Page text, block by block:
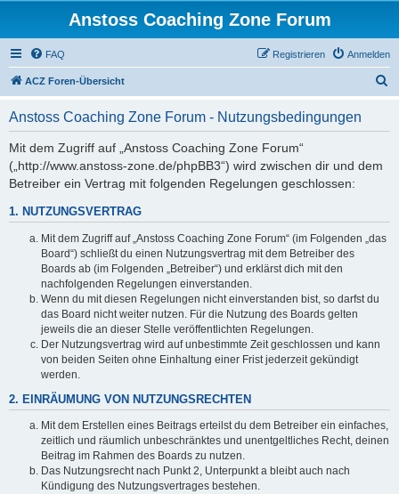
Anstoss Coaching Zone Forum
FAQ Anmelden
Registrieren
ACZ Foren-Übersicht
Anstoss Coaching Zone Forum - Nutzungsbedingungen
Mit dem Zugriff auf „Anstoss Coaching Zone Forum“
(„http://www.anstoss-zone.de/phpBB3“) wird zwischen dir und dem
Betreiber ein Vertrag mit folgenden Regelungen geschlossen:
1. NUTZUNGSVERTRAG
Mit dem Zugriff auf „Anstoss Coaching Zone Forum“ (im Folgenden „das
Board“) schließt du einen Nutzungsvertrag mit dem Betreiber des
Boards ab (im Folgenden „Betreiber“) und erklärst dich mit den
nachfolgenden Regelungen einverstanden.
Wenn du mit diesen Regelungen nicht einverstanden bist, so darfst du
das Board nicht weiter nutzen. Für die Nutzung des Boards gelten
jeweils die an dieser Stelle veröffentlichten Regelungen.
Der Nutzungsvertrag wird auf unbestimmte Zeit geschlossen und kann
von beiden Seiten ohne Einhaltung einer Frist jederzeit gekündigt
werden.
2. EINRÄUMUNG VON NUTZUNGSRECHTEN
Mit dem Erstellen eines Beitrags erteilst du dem Betreiber ein einfaches,
zeitlich und räumlich unbeschränktes und unentgeltliches Recht, deinen
Beitrag im Rahmen des Boards zu nutzen.
Das Nutzungsrecht nach Punkt 2, Unterpunkt a bleibt auch nach
Kündigung des Nutzungsvertrages bestehen.